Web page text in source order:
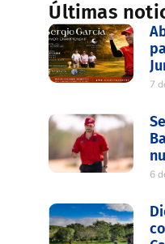
Últimas
7
6